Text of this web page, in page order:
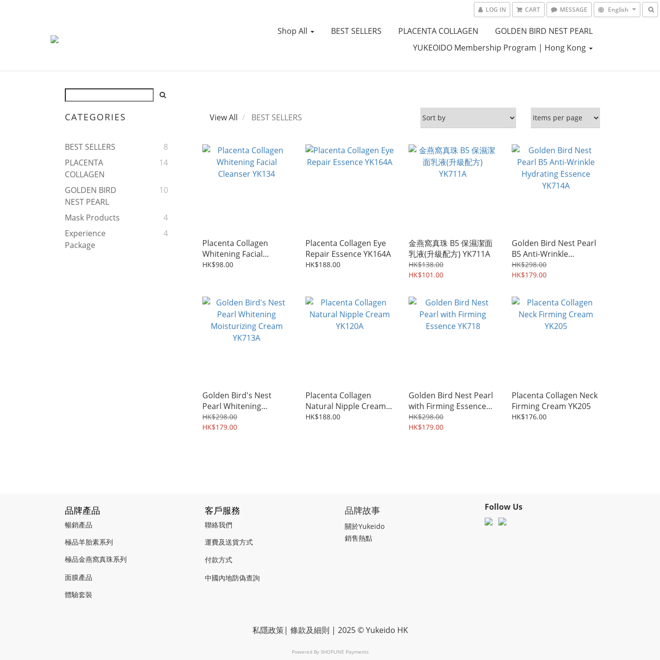
LOG IN CART MESSAGE English
Shop All BEST SELLERS PLACENTA COLLAGEN
GOLDEN BIRD NEST PEARL
YUKEOIDO Membership Program | Hong Kong
CATEGORIES
BEST SELLERS
8
PLACENTA
COLLAGEN
14
GOLDEN BIRD
NEST PEARL
10
Mask Products
4
Experience
Package
4
View All BEST SELLERS
Placenta Collagen
Whitening Facial
Cleanser YK134
HK$98.00
Placenta Collagen Eye
Repair Essence YK164A
HK$188.00
金燕窩真珠 B5 保濕潔面
乳液(升級配方) YK711A
HK$138.00
HK$101.00
Golden Bird Nest Pearl
B5 Anti-Wrinkle
Hydrating Essence
YK714A
HK$298.00
HK$179.00
Golden Bird's Nest
Pearl Whitening
Moisturizing Cream
YK713A
HK$298.00
HK$179.00
Placenta Collagen
Natural Nipple Cream
YK120A
HK$188.00
Golden Bird Nest Pearl
with Firming Essence
YK718
HK$298.00
HK$179.00
Placenta Collagen Neck
Firming Cream YK205
HK$176.00
品牌產品
暢銷產品
極品羊胎素系列
極品金燕窩真珠系列
面膜產品
體驗套裝
客戶服務
聯絡我們
運費及送貨方式
付款方式
中國內地防偽查詢
品牌故事
關於Yukeido
銷售熱點
Follow Us
私隱政策| 條款及細則 | 2025 © Yukeido HK
Powered By SHOPLINE Payments